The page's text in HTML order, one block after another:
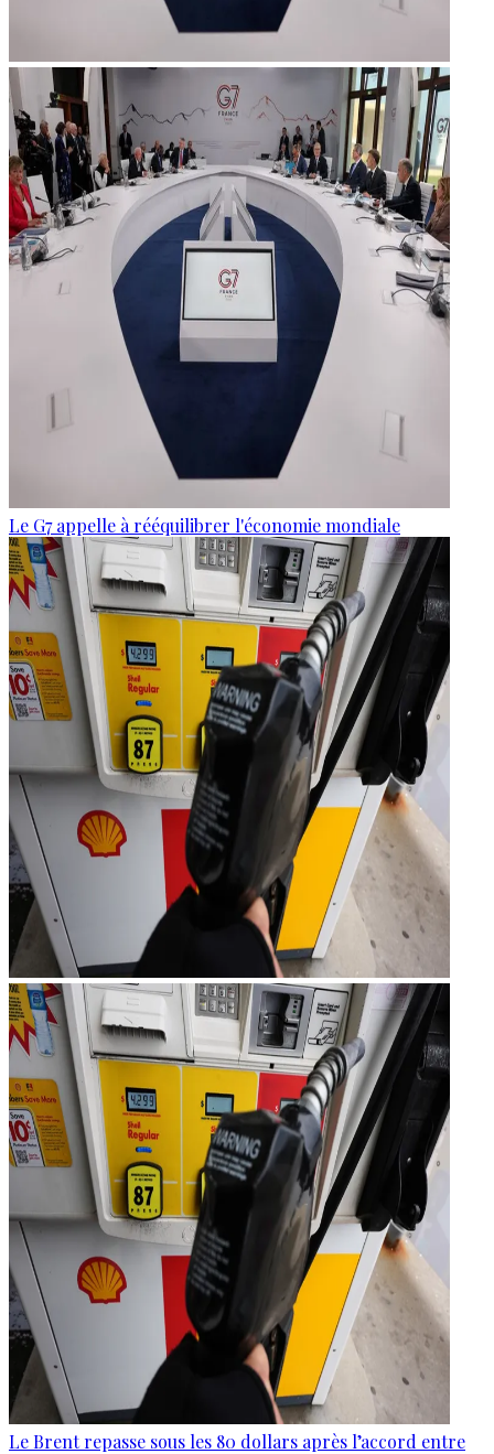
Le G7 appelle à rééquilibrer l'économie mondiale
Le Brent repasse sous les 80 dollars après l’accord entre